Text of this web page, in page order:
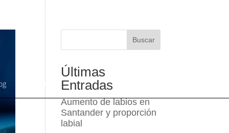
Contáctanos
Buscar
Últimas
Entradas
Aumento de labios en
Santander y proporción
labial